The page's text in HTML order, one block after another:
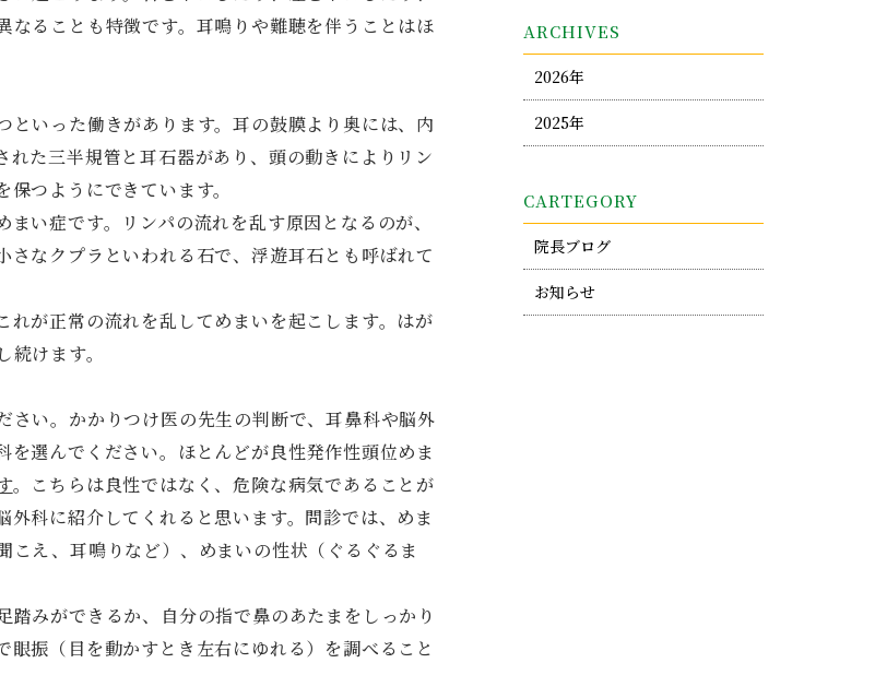
ることも特徴です。耳鳴りや難聴を伴うことはほ
いった働きがあります。耳の鼓膜より奥には、内
た三半規管と耳石器があり、頭の動きによりリン
つようにできています。
い症です。リンパの流れを乱す原因となるのが、
なクプラといわれる石で、浮遊耳石とも呼ばれて
が正常の流れを乱してめまいを起こします。はが
けます。
い。かかりつけ医の先生の判断で、耳鼻科や脳外
選んでください。ほとんどが良性発作性頭位めま
。こちらは良性ではなく、危険な病気であることが
科に紹介してくれると思います。問診では、めま
え、耳鳴りなど）、めまいの性状（ぐるぐるま
みができるか、自分の指で鼻のあたまをしっかり
振（目を動かすとき左右にゆれる）を調べること
ARCHIVES
2026年
2025年
CARTEGORY
院長ブログ
お知らせ